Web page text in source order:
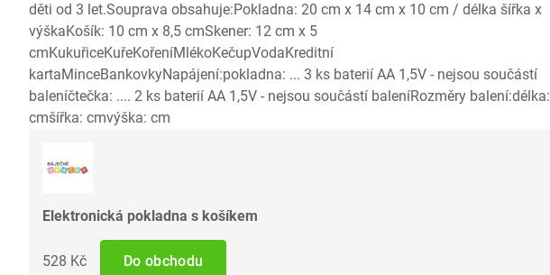
děti od 3 let.Souprava obsahuje:Pokladna: 20 cm x 14 cm x 10 cm / délka šířka x
výškaKošík: 10 cm x 8,5 cmSkener: 12 cm x 5
cmKukuřiceKuřeKořeníMlékoKečupVodaKreditní
kartaMinceBankovkyNapájení:pokladna: ... 3 ks baterií AA 1,5V - nejsou součástí
baleníčtečka: .... 2 ks baterií AA 1,5V - nejsou součástí baleníRozměry balení:délka:
cmšířka: cmvýška: cm
Elektronická pokladna s košíkem
528 Kč Do obchodu